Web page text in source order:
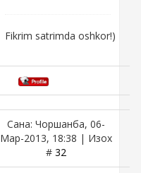
Fikrim satrimda oshkor!)
Сана: Чоршанба, 06-
Мар-2013, 18:38 | Изох
# 32